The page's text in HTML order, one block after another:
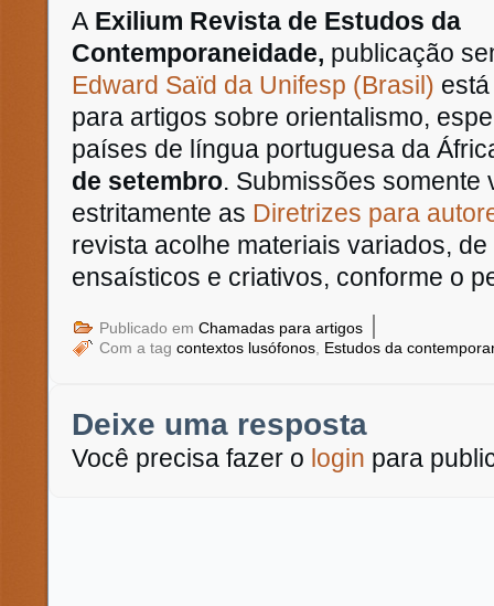
A Exilium Revista de Estudos da
Contemporaneidade, publicação
Edward Saïd da Unifesp (Brasil)
para artigos sobre orientalismo,
países de língua portuguesa da
de setembro. Submissões somente
estritamente as Diretrizes para
revista acolhe materiais variados,
ensaísticos e criativos, conforme o
Publicado em Chamadas para artigos |
Com a tag contextos lusófonos Estudos da
Deixe uma resposta
Você precisa fazer o login para